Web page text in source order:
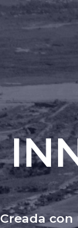
Creada